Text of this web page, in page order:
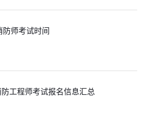
师考试时间
工程师考试报名信息汇总